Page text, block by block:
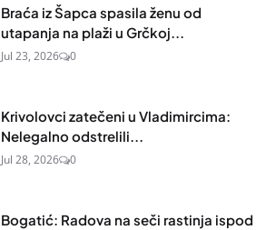
Braća iz Šapca spasila ženu od
utapanja na plaži u Grčkoj...
Jul 23, 2026 0
Krivolovci zatečeni u Vladimircima:
Nelegalno odstrelili...
Jul 28, 2026 0
Bogatić: Radova na seči rastinja ispod